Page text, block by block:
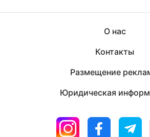
О нас
Контакты
Размещение
Юридическая